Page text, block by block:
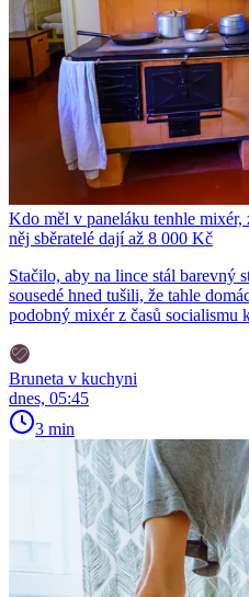
Kdo měl v paneláku tenhle
něj sběratelé dají až 8 000 Kč
Stačilo, aby na lince stál barevný
sousedé hned tušili, že tahle
podobný mixér z časů socialismu
Bruneta v kuchyni
dnes, 05:45
3 min